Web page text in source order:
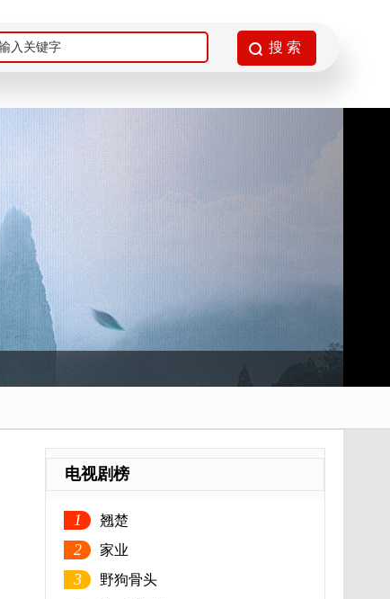
电视剧榜
1 翘楚
2 家业
3 野狗骨头